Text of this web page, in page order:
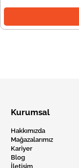
Kurumsal
Hakkımızda
Mağazalarımız
Kariyer
Blog
İletişim